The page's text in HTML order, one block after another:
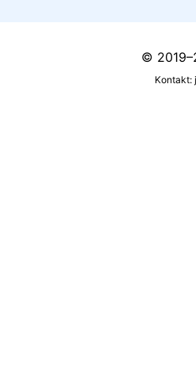
©
Kontakt: